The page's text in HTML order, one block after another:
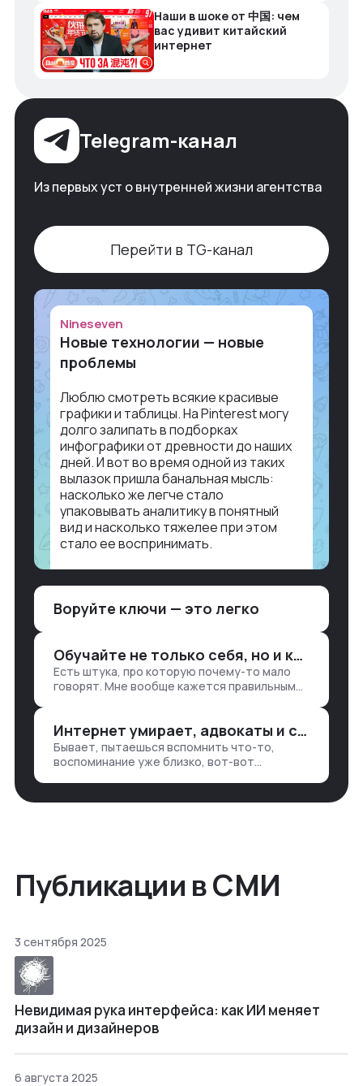
Наши в шоке от 中国: чем
вас удивит китайский
интернет
Telegram-канал
Из первых уст о внутренней жизни агентства
Перейти в TG-канал
Nineseven
Новые технологии — новые
проблемы
Люблю смотреть всякие красивые
графики и таблицы. На Pinterest могу
долго залипать в подборках
инфографики от древности до наших
дней. И вот во время одной из таких
вылазок пришла банальная мысль:
насколько же легче стало
упаковывать аналитику в понятный
вид и насколько тяжелее при этом
стало ее воспринимать.
аналитикой лет 15 назад, нужно было:
продажи, заявки, прогресс по проекту
— все ручками
Воруйте ключи — это легко
Обучайте не только себя, но и клиентов
Есть штука, про которую почему-то мало
говорят. Мне вообще кажется правильным
хватаешь у клиента: е…
Интернет умирает, адвокаты и судьи в растерянности, а я хочу песню
Бывает, пытаешься вспомнить что-то,
воспоминание уже близко, вот-вот
неделями, если сильно не повезе…
Публикации в СМИ
3 сентября 2025
Невидимая рука интерфейса: как ИИ меняет
дизайн и дизайнеров
6 августа 2025